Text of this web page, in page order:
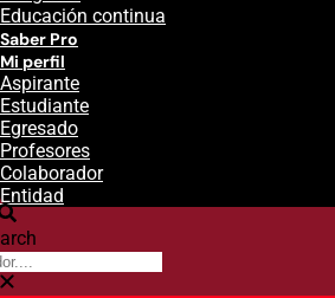
Educación continua
Saber Pro
Mi perfil
Aspirante
Estudiante
Egresado
Profesores
Colaborador
Entidad